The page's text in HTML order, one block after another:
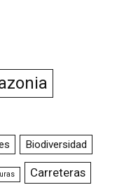
Biodiversidad
Carreteras